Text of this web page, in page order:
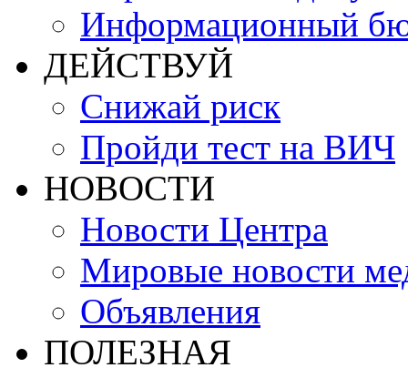
Информационный
ДЕЙСТВУЙ
Снижай риск
Пройди тест на ВИЧ
НОВОСТИ
Новости Центра
Мировые новости
Объявления
ПОЛЕЗНАЯ